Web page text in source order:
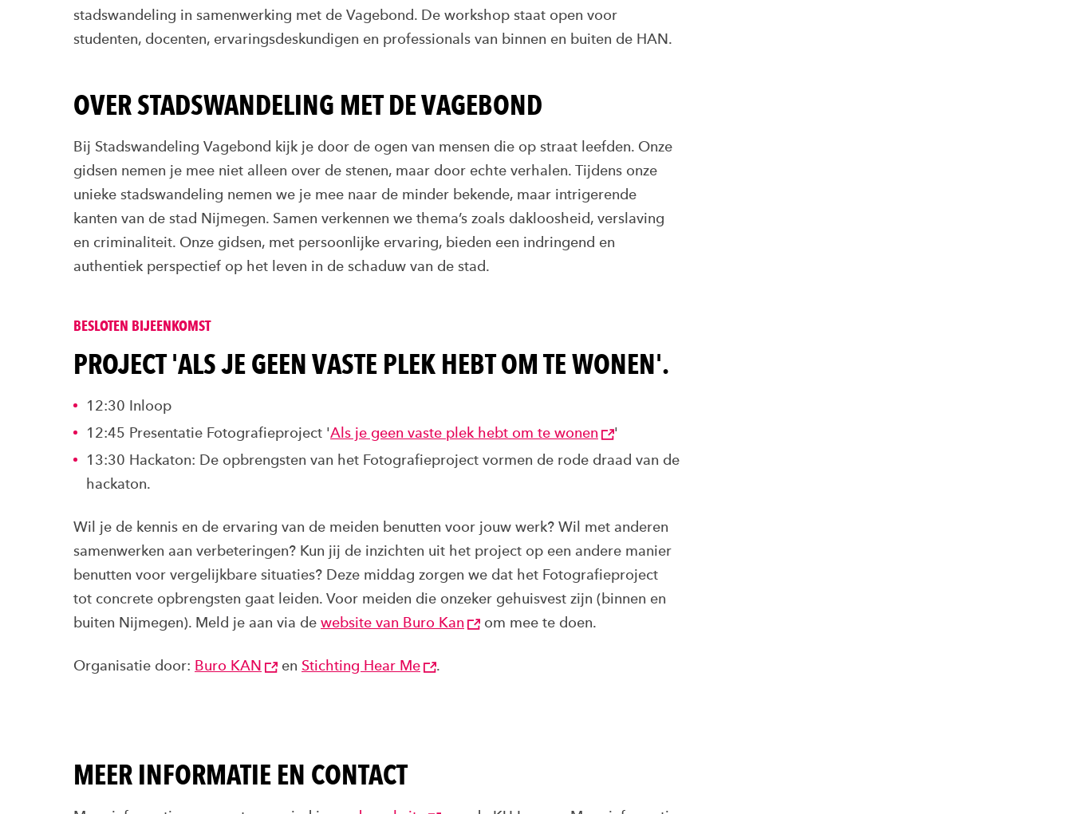
stadswandeling in samenwerking met de Vagebond. De workshop staat open voor
studenten, docenten, ervaringsdeskundigen en professionals van binnen en buiten de HAN.
OVER STADSWANDELING MET DE VAGEBOND
Bij Stadswandeling Vagebond kijk je door de ogen van mensen die op straat leefden. Onze
gidsen nemen je mee niet alleen over de stenen, maar door echte verhalen. Tijdens onze
unieke stadswandeling nemen we je mee naar de minder bekende, maar intrigerende
kanten van de stad Nijmegen. Samen verkennen we thema’s zoals dakloosheid, verslaving
en criminaliteit. Onze gidsen, met persoonlijke ervaring, bieden een indringend en
authentiek perspectief op het leven in de schaduw van de stad.
BESLOTEN BIJEENKOMST
PROJECT 'ALS JE GEEN VASTE PLEK HEBT OM TE WONEN'.
12:30 Inloop
12:45 Presentatie Fotografieproject 'Als je geen vaste plek hebt om te wonen
'
13:30 Hackaton: De opbrengsten van het Fotografieproject vormen de rode draad van de
hackaton.
Wil je de kennis en de ervaring van de meiden benutten voor jouw werk? Wil met anderen
samenwerken aan verbeteringen? Kun jij de inzichten uit het project op een andere manier
benutten voor vergelijkbare situaties? Deze middag zorgen we dat het Fotografieproject
tot concrete opbrengsten gaat leiden. Voor meiden die onzeker gehuisvest zijn (binnen en
buiten Nijmegen). Meld je aan via de website van Buro Kan om mee te doen.
Organisatie door: Buro KAN en Stichting Hear Me .
MEER INFORMATIE EN CONTACT